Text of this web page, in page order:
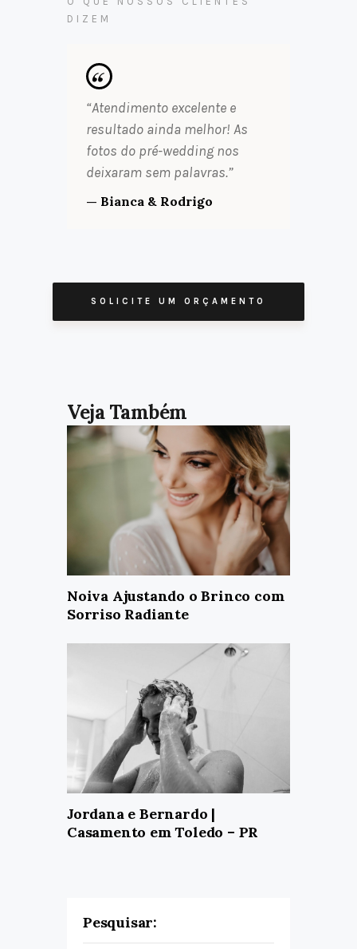
DIZEM
“Atendimento excelente e
resultado ainda melhor! As
fotos do pré-wedding nos
deixaram sem palavras.”
— Bianca & Rodrigo
SOLICITE UM ORÇAMENTO
Noiva Ajustando o Brinco com
Sorriso Radiante
Jordana e Bernardo |
Casamento em Toledo – PR
Pesquisar: